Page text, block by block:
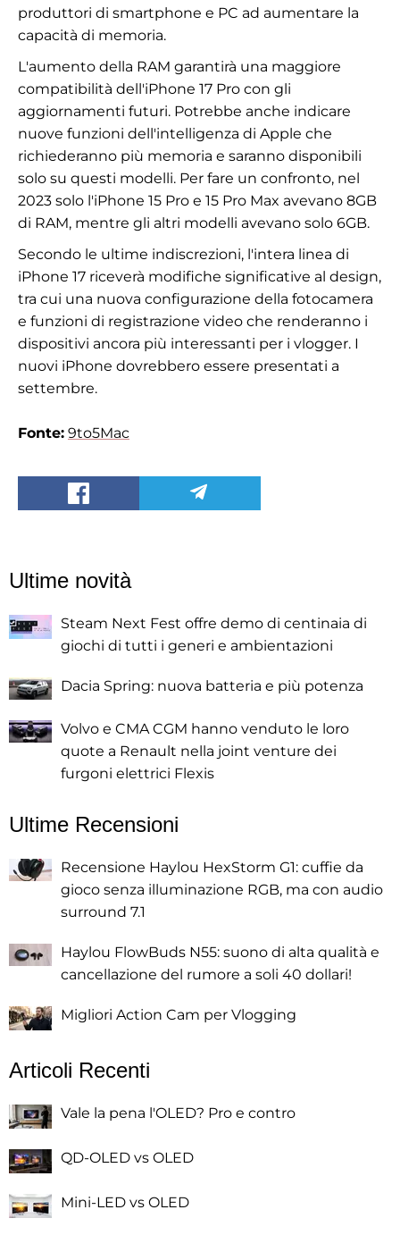
produttori di smartphone e PC ad aumentare la
capacità di memoria.
L'aumento della RAM garantirà una maggiore
compatibilità dell'iPhone 17 Pro con gli
aggiornamenti futuri. Potrebbe anche indicare
nuove funzioni dell'intelligenza di Apple che
richiederanno più memoria e saranno disponibili
solo su questi modelli. Per fare un confronto, nel
2023 solo l'iPhone 15 Pro e 15 Pro Max avevano 8GB
di RAM, mentre gli altri modelli avevano solo 6GB.
Secondo le ultime indiscrezioni, l'intera linea di
iPhone 17 riceverà modifiche significative al design,
tra cui una nuova configurazione della fotocamera
e funzioni di registrazione video che renderanno i
dispositivi ancora più interessanti per i vlogger. I
nuovi iPhone dovrebbero essere presentati a
settembre.
Fonte: 9to5Mac
Ultime novità
Steam Next Fest offre demo di centinaia di
giochi di tutti i generi e ambientazioni
Dacia Spring: nuova batteria e più potenza
Volvo e CMA CGM hanno venduto le loro
quote a Renault nella joint venture dei
furgoni elettrici Flexis
Ultime Recensioni
Recensione Haylou HexStorm G1: cuffie da
gioco senza illuminazione RGB, ma con audio
surround 7.1
Haylou FlowBuds N55: suono di alta qualità e
cancellazione del rumore a soli 40 dollari!
Migliori Action Cam per Vlogging
Articoli Recenti
Vale la pena l'OLED? Pro e contro
QD-OLED vs OLED
Mini-LED vs OLED